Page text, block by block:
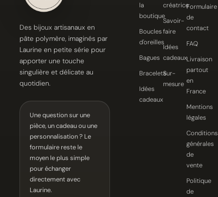
Des bijoux artisanaux en
pâte polymère, imaginés par
Laurine en petite série pour
apporter une touche
singulière et délicate au
quotidien.
Une question sur une
pièce, un cadeau ou une
personnalisation ? Le
formulaire reste le
moyen le plus simple
pour échanger
directement avec
Laurine.
la
boutique
Boucles
d'oreilles
Bagues
Bracelets
Idées
cadeaux
créatrice
Savoir-
faire
Idées
cadeaux
Sur-
mesure
Formulaire
de
contact
FAQ
Livraison
partout
en
France
Mentions
légales
Conditions
générales
de
vente
Politique
de